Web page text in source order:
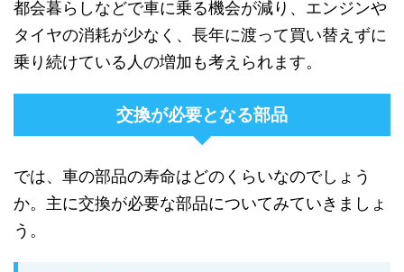
都会暮らしなどで車に乗る機会が減り、エンジンや
タイヤの消耗が少なく、長年に渡って買い替えずに
乗り続けている人の増加も考えられます。
交換が必要となる部品
では、車の部品の寿命はどのくらいなのでしょう
か。主に交換が必要な部品についてみていきましょ
う。